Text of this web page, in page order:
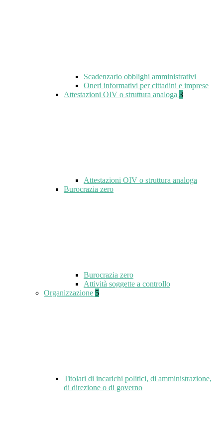
Scadenzario obblighi amministrativi
Oneri informativi per cittadini e imprese
Attestazioni OIV o struttura analoga 3
Attestazioni OIV o struttura analoga
Burocrazia zero
Burocrazia zero
Attività soggette a controllo
Organizzazione 5
Titolari di incarichi politici, di amministrazione,
di direzione o di governo